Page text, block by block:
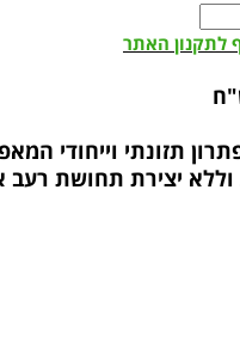
לתקנון האתר
תזונתי וייחודי
יצירת תחושת רעב